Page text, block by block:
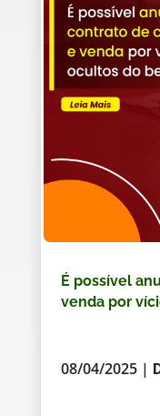
É possível
venda por
08/04/2025|